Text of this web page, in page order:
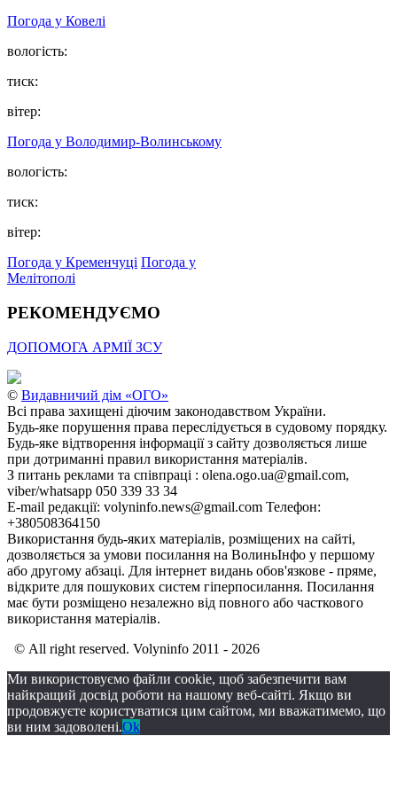
Погода у Ковелі
вологість:
тиск:
вітер:
Погода у Володимир-Волинському
вологість:
тиск:
вітер:
Погода у Кременчуці Погода у
Мелітополі
РЕКОМЕНДУЄМО
ДОПОМОГА АРМІЇ ЗСУ
© Видавничий дім «ОГО»
Всі права захищені діючим законодавством України.
Будь-яке порушення права переслідується в судовому порядку.
Будь-яке відтворення інформації з сайту дозволяється лише
при дотриманні правил використання матеріалів.
З питань реклами та співпраці : olena.ogo.ua@gmail.com,
viber/whatsapp 050 339 33 34
E-mail редакції: volyninfo.news@gmail.com Телефон:
+380508364150
Використання будь-яких матеріалів, розміщених на сайті,
дозволяється за умови посилання на ВолиньІнфо у першому
або другому абзаці. Для інтернет видань обов'язкове - пряме,
відкрите для пошукових систем гіперпосилання. Посилання
має бути розміщено незалежно від повного або часткового
використання матеріалів.
© All right reserved. Volyninfo 2011 - 2026
Ми використовуємо файли cookie, щоб забезпечити вам
найкращий досвід роботи на нашому веб-сайті. Якщо ви
продовжуєте користуватися цим сайтом, ми вважатимемо, що
ви ним задоволені.Ok